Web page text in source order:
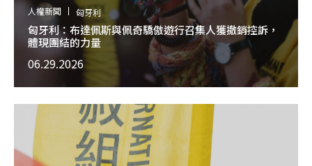
人權新聞 匈牙利
匈牙利：布達佩斯與佩奇驕傲遊行召集人獲撤銷控訴，
體現團結的力量
06.29.2026